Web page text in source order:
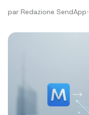
par Redazione SendApp•